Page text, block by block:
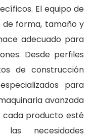
El equipo de
de forma, tamaño y
adecuado para
Desde perfiles
de construcción
para
avanzada
cada producto esté
necesidades